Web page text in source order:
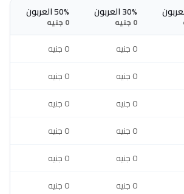
30% العربون
0 جنيه
50% العربون
0 جنيه
0 جنيه
0 جنيه
0 جنيه
0 جنيه
0 جنيه
0 جنيه
0 جنيه
0 جنيه
0 جنيه
0 جنيه
0 جنيه
0 جنيه